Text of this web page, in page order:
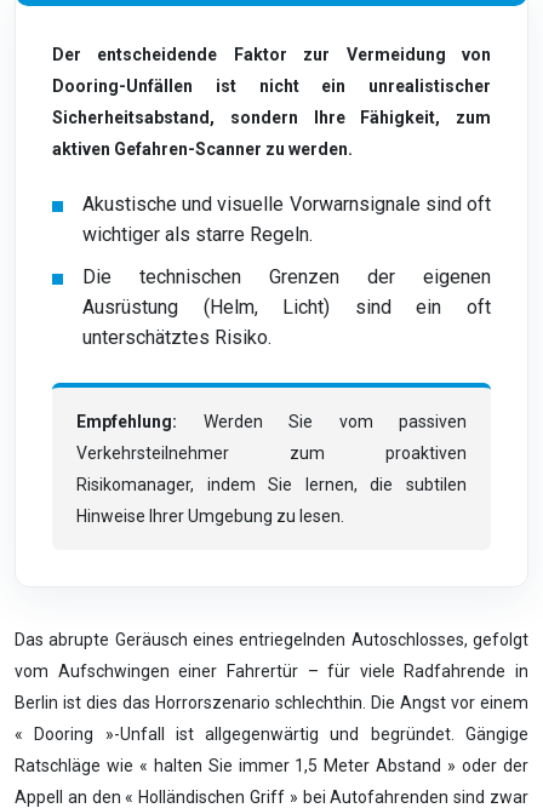
Der entscheidende Faktor zur Vermeidung von
Dooring-Unfällen ist nicht ein unrealistischer
Sicherheitsabstand, sondern Ihre Fähigkeit, zum
aktiven Gefahren-Scanner zu werden.
Akustische und visuelle Vorwarnsignale sind oft
wichtiger als starre Regeln.
Die technischen Grenzen der eigenen
Ausrüstung (Helm, Licht) sind ein oft
unterschätztes Risiko.
Empfehlung: Werden Sie vom passiven
Verkehrsteilnehmer zum proaktiven
Risikomanager, indem Sie lernen, die subtilen
Hinweise Ihrer Umgebung zu lesen.
Das abrupte Geräusch eines entriegelnden Autoschlosses, gefolgt
vom Aufschwingen einer Fahrertür – für viele Radfahrende in
Berlin ist dies das Horrorszenario schlechthin. Die Angst vor einem
« Dooring »-Unfall ist allgegenwärtig und begründet. Gängige
Ratschläge wie « halten Sie immer 1,5 Meter Abstand » oder der
Appell an den « Holländischen Griff » bei Autofahrenden sind zwar